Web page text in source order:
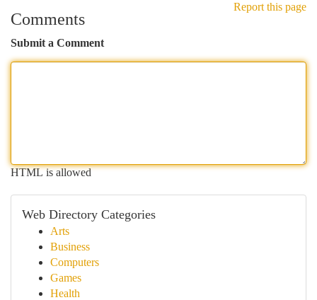
Report this page
Comments
Submit a Comment
HTML is allowed
Web Directory Categories
Arts
Business
Computers
Games
Health